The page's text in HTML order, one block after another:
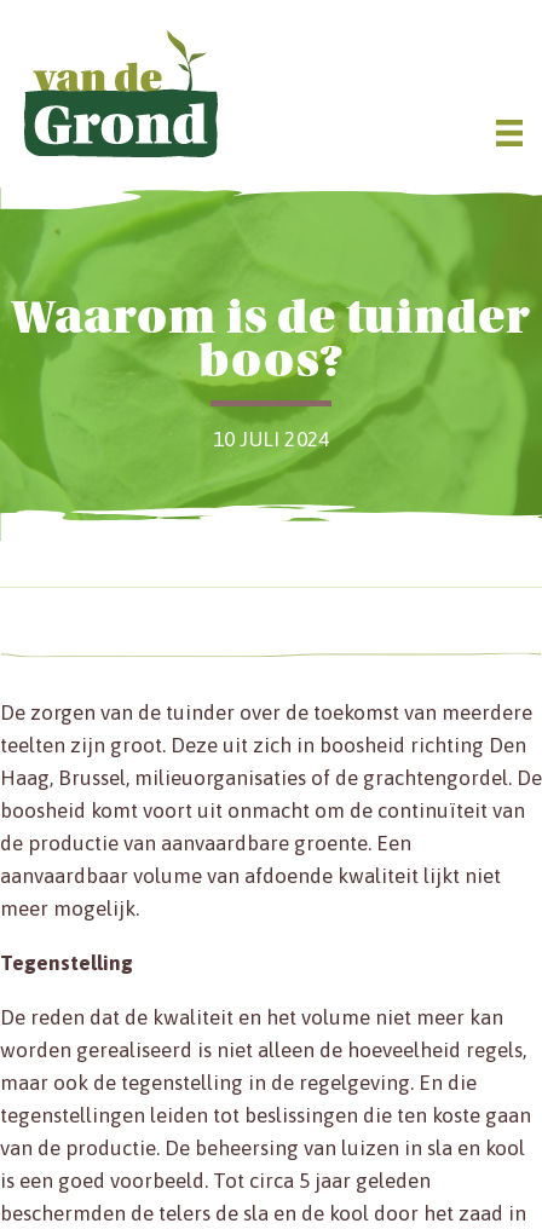
Waarom is de tuinder
boos?
10 JULI 2024
De zorgen van de tuinder over de toekomst van meerdere
teelten zijn groot. Deze uit zich in boosheid richting Den
Haag, Brussel, milieuorganisaties of de grachtengordel. De
boosheid komt voort uit onmacht om de continuïteit van
de productie van aanvaardbare groente. Een
aanvaardbaar volume van afdoende kwaliteit lijkt niet
meer mogelijk.
Tegenstelling
De reden dat de kwaliteit en het volume niet meer kan
worden gerealiseerd is niet alleen de hoeveelheid regels,
maar ook de tegenstelling in de regelgeving. En die
tegenstellingen leiden tot beslissingen die ten koste gaan
van de productie. De beheersing van luizen in sla en kool
is een goed voorbeeld. Tot circa 5 jaar geleden
beschermden de telers de sla en de kool door het zaad in